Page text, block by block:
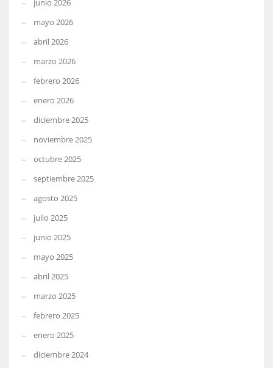
junio 2026
mayo 2026
abril 2026
marzo 2026
febrero 2026
enero 2026
diciembre 2025
noviembre 2025
octubre 2025
septiembre 2025
agosto 2025
julio 2025
junio 2025
mayo 2025
abril 2025
marzo 2025
febrero 2025
enero 2025
diciembre 2024